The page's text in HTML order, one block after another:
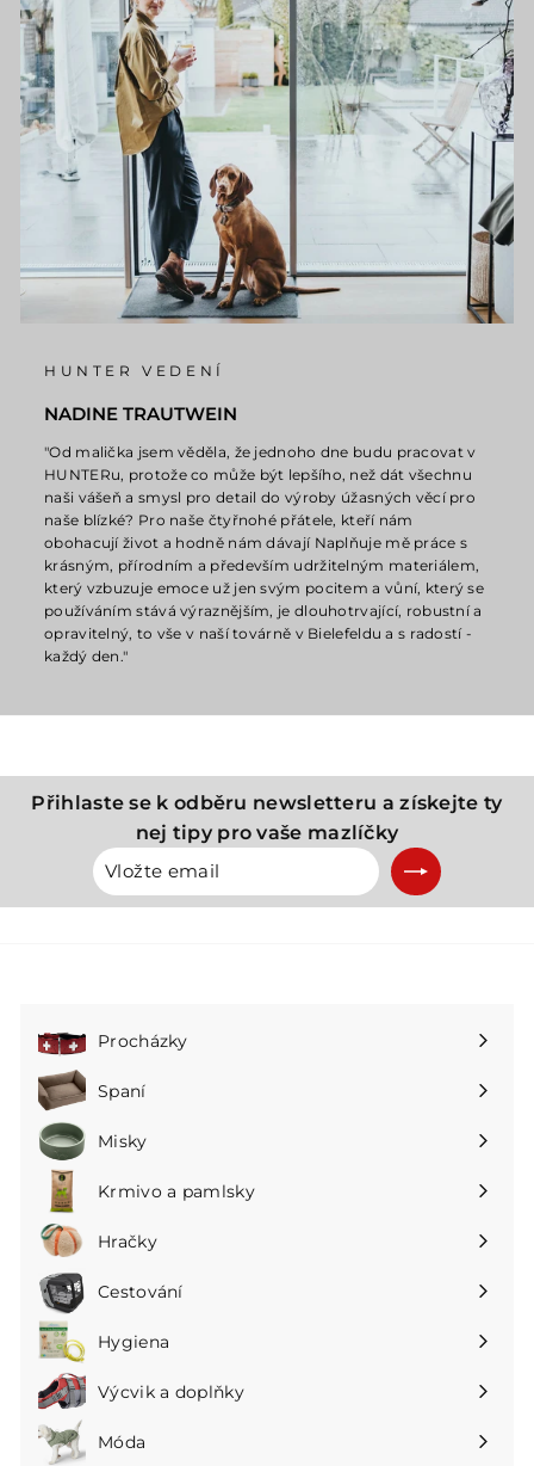
HUNTER VEDENÍ
NADINE TRAUTWEIN
"Od malička jsem věděla, že jednoho dne budu pracovat v
HUNTERu, protože co může být lepšího, než dát všechnu
naši vášeň a smysl pro detail do výroby úžasných věcí pro
naše blízké? Pro naše čtyřnohé přátele, kteří nám
obohacují život a hodně nám dávají Naplňuje mě práce s
krásným, přírodním a především udržitelným materiálem,
který vzbuzuje emoce už jen svým pocitem a vůní, který se
používáním stává výraznějším, je dlouhotrvající, robustní a
opravitelný, to vše v naší továrně v Bielefeldu a s radostí -
každý den."
Přihlaste se k odběru newsletteru a získejte ty
nej tipy pro vaše mazlíčky
Vložte
email
Přihlásit
se
k
Procházky
Rozbalte
podnabídku
Spaní
Rozbalte
podnabídku
Misky
Rozbalte
podnabídku
Krmivo a pamlsky
Rozbalte
podnabídku
Hračky
Rozbalte
podnabídku
Cestování
Rozbalte
podnabídku
Hygiena
Rozbalte
podnabídku
Výcvik a doplňky
Rozbalte
podnabídku
Móda
Rozbalte